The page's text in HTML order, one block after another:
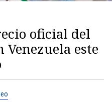
oficial del
este